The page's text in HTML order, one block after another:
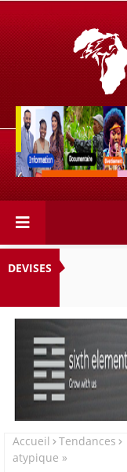
Retrouvez votre
CANAL+ 36 .
anareo!
DEVISES
Accueil Tendances
atypique »